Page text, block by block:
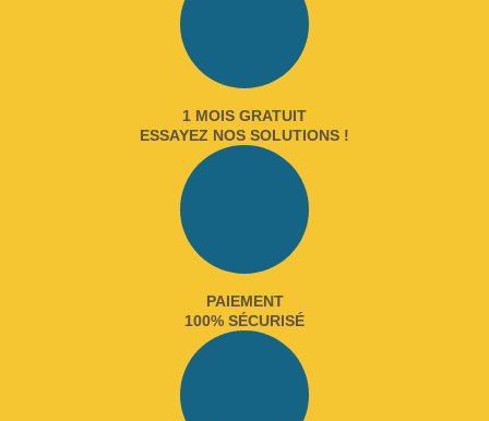
1 MOIS GRATUIT
ESSAYEZ NOS SOLUTIONS !
PAIEMENT
100% SÉCURISÉ